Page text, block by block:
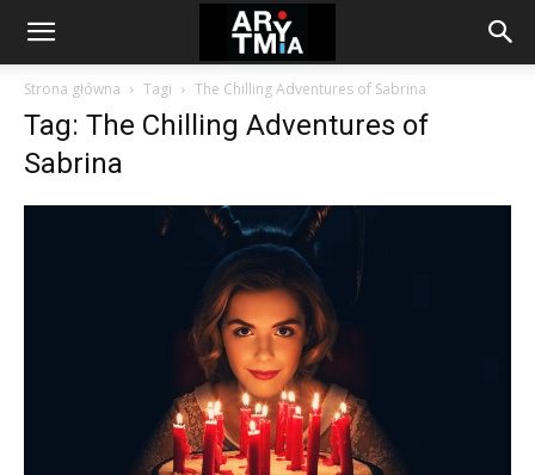
arytmia.eu
Strona główna Tagi The Chilling Adventures of Sabrina
Tag: The Chilling Adventures of
Sabrina